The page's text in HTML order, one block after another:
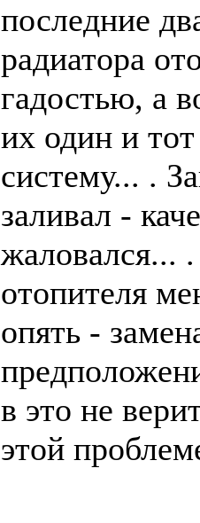
последние
радиатора
гадостью, а
их один и
систему... .
заливал -
жаловался...
отопителя
опять -
в это не
этой